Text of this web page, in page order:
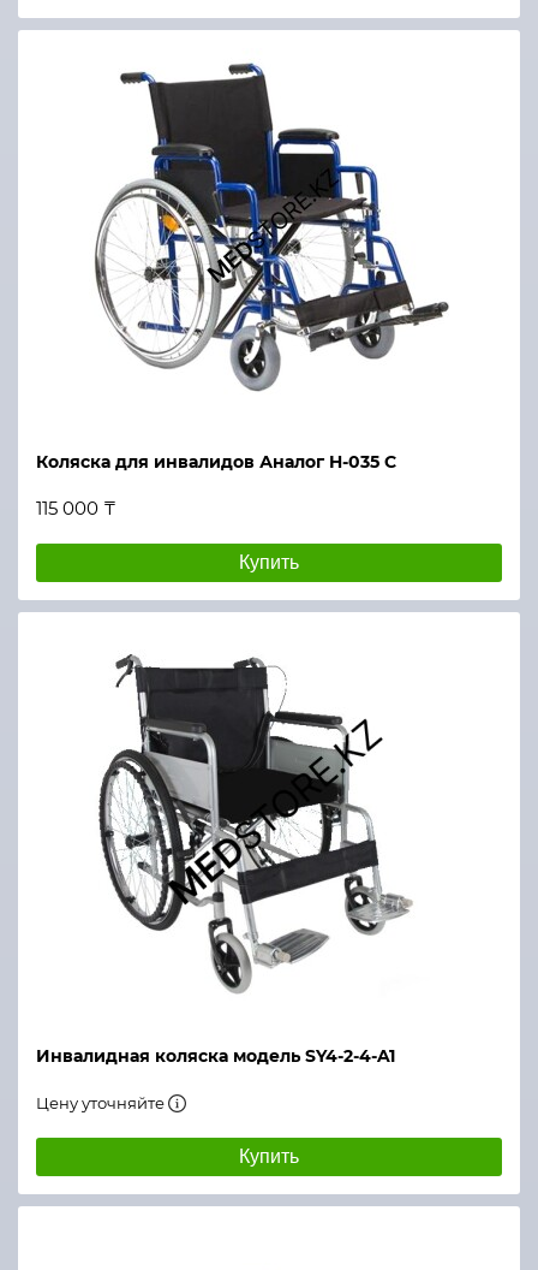
Коляска для инвалидов Аналог H-035 C
115 000 ₸
Купить
Инвалидная коляска модель SY4-2-4-A1
Цену уточняйте
Купить